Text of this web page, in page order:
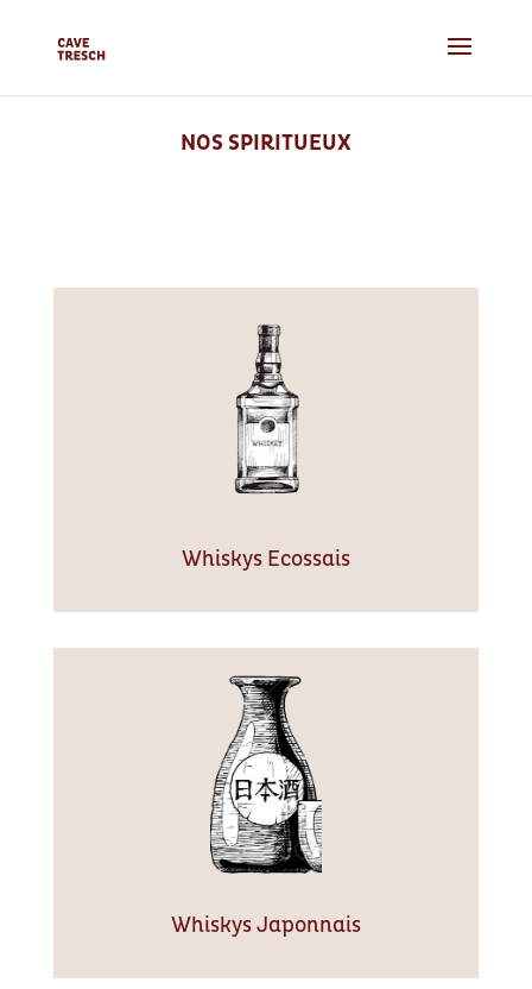
NOS SPIRITUEUX
Whiskys Ecossais
Whiskys Japonnais